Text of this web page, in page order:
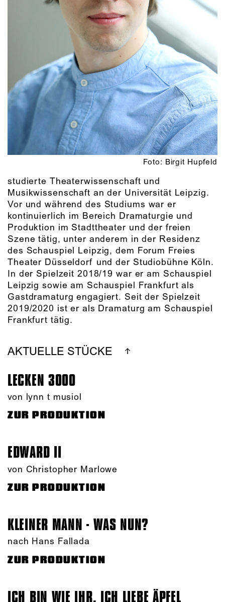
Foto: Birgit Hupfeld
studierte Theaterwissenschaft und
Musikwissenschaft an der Universität Leipzig.
Vor und während des Studiums war er
kontinuierlich im Bereich Dramaturgie und
Produktion im Stadttheater und der freien
Szene tätig, unter anderem in der Residenz
des Schauspiel Leipzig, dem Forum Freies
Theater Düsseldorf und der Studiobühne Köln.
In der Spielzeit 2018/19 war er am Schauspiel
Leipzig sowie am Schauspiel Frankfurt als
Gastdramaturg engagiert. Seit der Spielzeit
2019/2020 ist er als Dramaturg am Schauspiel
Frankfurt tätig.
AKTUELLE STÜCKE
LECKEN 3000
von lynn t musiol
ZUR PRODUKTION
EDWARD II
von Christopher Marlowe
ZUR PRODUKTION
KLEINER MANN - WAS NUN?
nach Hans Fallada
ZUR PRODUKTION
ICH BIN WIE IHR, ICH LIEBE ÄPFEL